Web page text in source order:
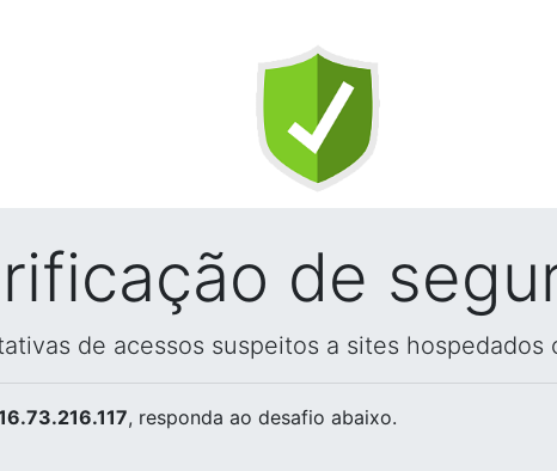
de
de acessos suspeitos a sites hospedados
, responda ao desafio abaixo.